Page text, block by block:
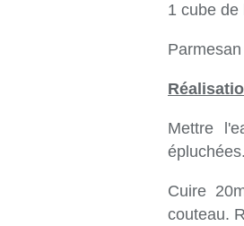
1 cube de
Parmesan
Mettre
épluchées.
Cuire
couteau.